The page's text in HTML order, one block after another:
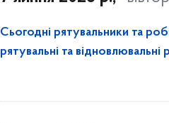
Сьогодні рятувальники та
рятувальні та